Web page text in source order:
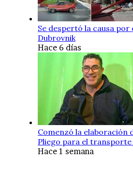
Se despertó la causa por
Dubrovnik
Hace 6 días
Comenzó la elaboración
Pliego para el transporte
Hace 1 semana